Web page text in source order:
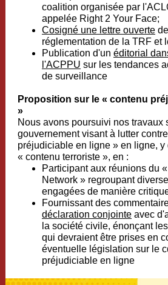
coalition organisée par
appelée Right 2 Your Face;
Cosigné une lettre ouverte
réglementation de la TRF et
Publication d'un éditorial
l'ACPPU sur les tendances
de surveillance
Proposition sur le « contenu
»
Nous avons poursuivi nos travaux
gouvernement visant à lutter
préjudiciable en ligne » en ligne, y
« contenu terroriste », en :
Participant aux réunions du
Network » regroupant
engagées de manière
Fournissant des
déclaration conjointe avec
la société civile, énonçant
qui devraient être prises en
éventuelle législation sur le
préjudiciable en ligne